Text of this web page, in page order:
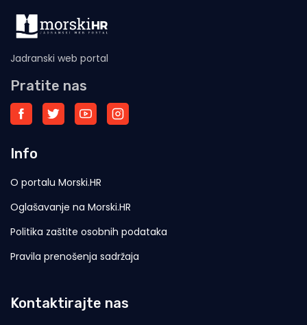
Jadranski web portal
Pratite nas
Info
O portalu Morski.HR
Oglašavanje na Morski.HR
Politika zaštite osobnih podataka
Pravila prenošenja sadržaja
Kontaktirajte nas